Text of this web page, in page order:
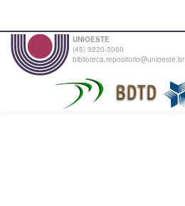
UNIOESTE
(45) 3220-3000
biblioteca.repositorio@unioeste.br